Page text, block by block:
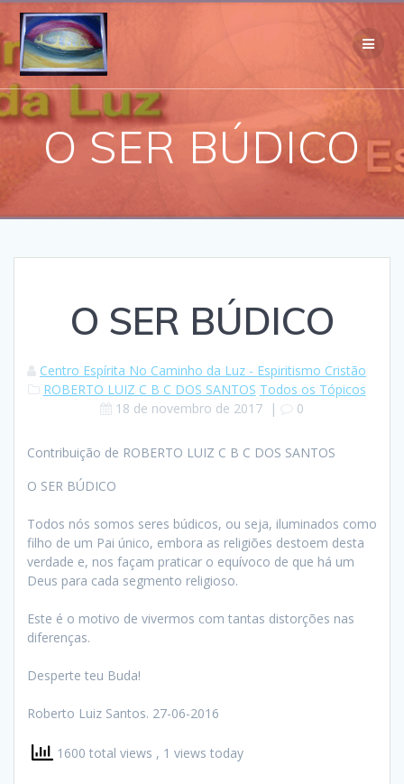
Skip
O SER BÚDICO
O SER BÚDICO
Centro Espírita No Caminho da Luz - Espiritismo Cristão
ROBERTO LUIZ C B C DOS SANTOS Todos os Tópicos
18 de novembro de 2017 | 0
Contribuição de ROBERTO LUIZ C B C DOS SANTOS
O SER BÚDICO
Todos nós somos seres búdicos, ou seja, iluminados como
filho de um Pai único, embora as religiões destoem desta
verdade e, nos façam praticar o equívoco de que há um
Deus para cada segmento religioso.
Este é o motivo de vivermos com tantas distorções nas
diferenças.
Desperte teu Buda!
Roberto Luiz Santos. 27-06-2016
1600 total views , 1 views today